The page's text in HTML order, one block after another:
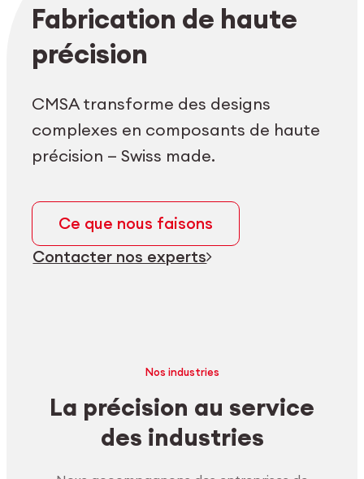
Fabrication de haute
précision
CMSA transforme des designs
complexes en composants de haute
précision — Swiss made.
Ce que nous faisons
Contacter nos experts
Nos industries
La précision au service
des industries